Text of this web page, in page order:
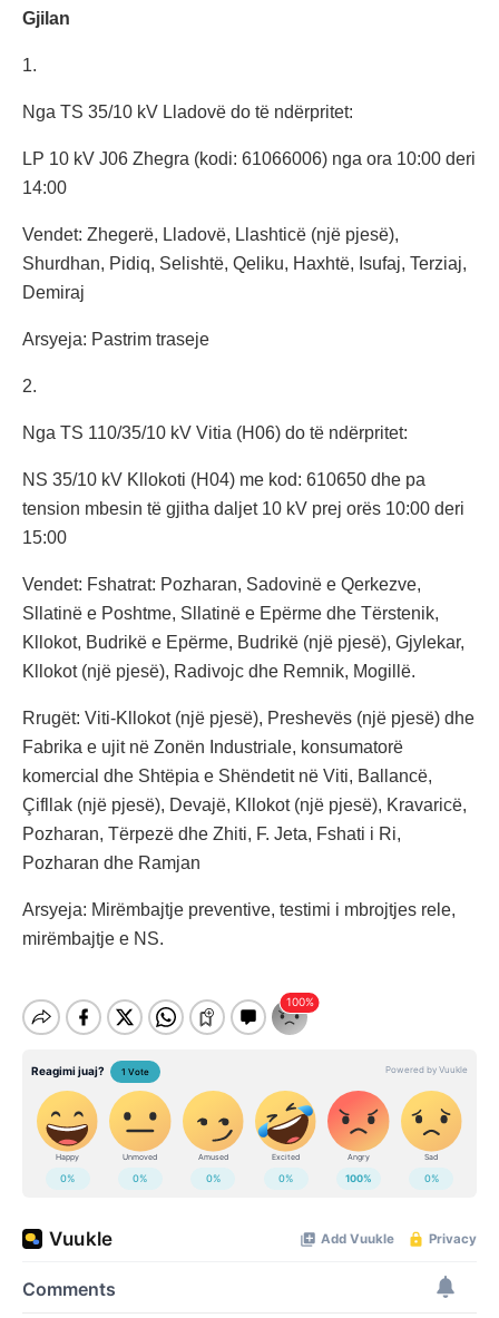
Gjilan
1.
Nga TS 35/10 kV Lladovë do të ndërpritet:
LP 10 kV J06 Zhegra (kodi: 61066006) nga ora 10:00 deri
14:00
Vendet: Zhegerë, Lladovë, Llashticë (një pjesë),
Shurdhan, Pidiq, Selishtë, Qeliku, Haxhtë, Isufaj, Terziaj,
Demiraj
Arsyeja: Pastrim traseje
2.
Nga TS 110/35/10 kV Vitia (H06) do të ndërpritet:
NS 35/10 kV Kllokoti (H04) me kod: 610650 dhe pa
tension mbesin të gjitha daljet 10 kV prej orës 10:00 deri
15:00
Vendet: Fshatrat: Pozharan, Sadovinë e Qerkezve,
Sllatinë e Poshtme, Sllatinë e Epërme dhe Tërstenik,
Kllokot, Budrikë e Epërme, Budrikë (një pjesë), Gjylekar,
Kllokot (një pjesë), Radivojc dhe Remnik, Mogillë.
Rrugët: Viti-Kllokot (një pjesë), Preshevës (një pjesë) dhe
Fabrika e ujit në Zonën Industriale, konsumatorë
komercial dhe Shtëpia e Shëndetit në Viti, Ballancë,
Çifllak (një pjesë), Devajë, Kllokot (një pjesë), Kravaricë,
Pozharan, Tërpezë dhe Zhiti, F. Jeta, Fshati i Ri,
Pozharan dhe Ramjan
Arsyeja: Mirëmbajtje preventive, testimi i mbrojtjes rele,
mirëmbajtje e NS.